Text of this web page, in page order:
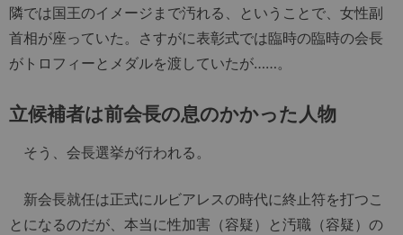
隣では国王のイメージまで汚れる、ということで、女性副
首相が座っていた。さすがに表彰式では臨時の臨時の会長
がトロフィーとメダルを渡していたが……。
立候補者は前会長の息のかかった人物
そう、会長選挙が行われる。
新会長就任は正式にルビアレスの時代に終止符を打つこ
とになるのだが、本当に性加害（容疑）と汚職（容疑）の